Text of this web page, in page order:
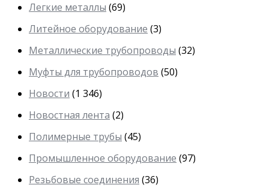
Легкие металлы (69)
Литейное оборудование (3)
Металлические трубопроводы (32)
Муфты для трубопроводов (50)
Новости (1 346)
Новостная лента (2)
Полимерные трубы (45)
Промышленное оборудование (97)
Резьбовые соединения (36)